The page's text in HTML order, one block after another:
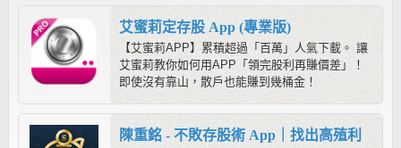
操作，是在股市中求穩定獲利的最佳方程式；而
【莎拉的型態學教室APP】提供多空六大策略，
搭配《心動指標》輔助判斷，進可攻、退可守，
靠程式幫忙抓出標的後，只需要用型態學快速判
別，就容易抓到起漲起跌！
艾蜜莉定存股 App (專業版)
【艾蜜莉APP】累積超過「百萬」人氣下載。 讓
艾蜜莉教你如何用APP「領完股利再賺價差」！
即使沒有靠山，散戶也能賺到幾桶金！
陳重銘 - 不敗存股術 App｜找出高殖利